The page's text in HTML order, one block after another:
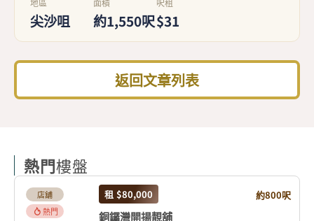
地區
尖沙咀
面積
約1,550呎
呎租
$31
返回文章列表
熱門樓盤
店舖
熱門
租 $80,000 約800呎
銅鑼灣開揚靚舖